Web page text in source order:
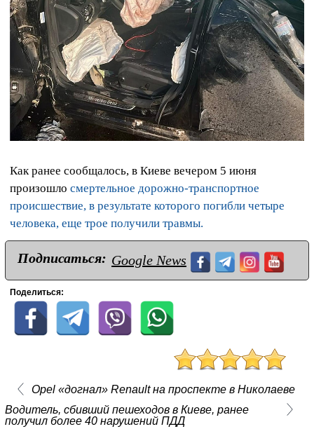
Как ранее сообщалось, в Киеве вечером 5 июня
произошло смертельное дорожно-транспортное
происшествие, в результате которого погибли четыре
человека, еще трое получили травмы.
Подписаться: Google News
Поделиться:
Opel «догнал» Renault на проспекте в Николаеве
Водитель, сбивший пешеходов в Киеве, ранее
получил более 40 нарушений ПДД